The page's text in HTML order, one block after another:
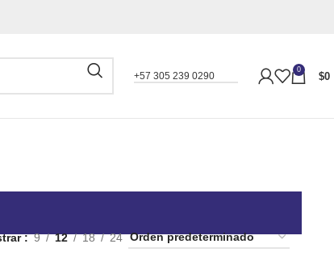
+57 305 239 0290
0
$0
9 12 18 24